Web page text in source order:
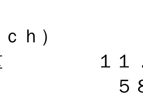
ｈ）
重 １１．
５８．